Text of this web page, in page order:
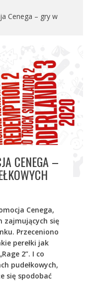
Cenega – gry w
CENEGA –
Cenega,
zajmujących się
Przeceniono
perełki jak
2”. I co
pudełkowych,
się spodobać